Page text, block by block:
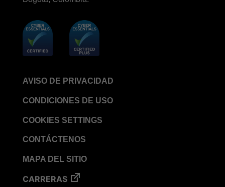
Process Challenge Device (PCD)
BIOTRACE™ Auto Read Pro Reader - Thermal
Printer Paper
VERISURE™ Bowie-Dick Test Card
VERISURE™ Bowie-Dick Test Card (Refill)
PCD
VERISURE™ Steam Type 5 Migrating Integrator
w/ Extender
VERISURE™ Steam Type 4 Multi-Variable
AVISO DE PRIVACIDAD
CONDICIONES DE USO
COOKIES SETTINGS
CONTÁCTENOS
MAPA DEL SITIO
CARRERAS